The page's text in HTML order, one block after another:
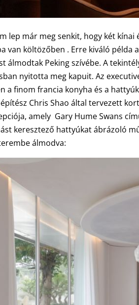
lep már meg senkit, hogy két
van költözőben . Erre kiváló példa
álmodtak Peking szívébe. A
nyitotta meg kapuit. Az
a finom francia konyha és a
Chris Shao által tervezett
amely Gary Hume Swans
keresztező hattyúkat ábrázoló
álmodva: